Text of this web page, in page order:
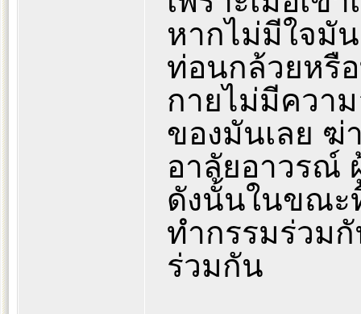
หากไม่มีใจมั
ท่อนกล้วยหรื
กายไม่มีควา
ของมันเลย ฆ่
อาลัยอาวรณ์
ดังนั้นในขณะ
ทำกรรมร่วม
ร่วมกัน